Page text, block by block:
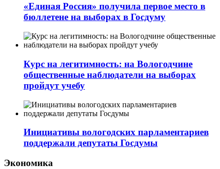
«Единая Россия» получила первое место в
бюллетене на выборах в Госдуму
Курс на легитимность: на Вологодчине
общественные наблюдатели на выборах
пройдут учебу
Инициативы вологодских парламентариев
поддержали депутаты Госдумы
Экономика